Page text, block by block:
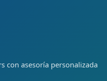
con asesoría personalizada